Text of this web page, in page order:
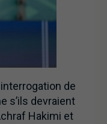
de
s’ils devraient
Hakimi et